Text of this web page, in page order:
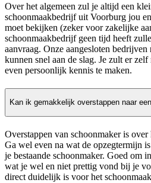
Over het algemeen zul je altijd een
schoonmaakbedrijf uit Voorburg jou
moet bekijken (zeker voor zakelijke
schoonmaakbedrijf geen tijd heeft
aanvraag. Onze aangesloten bedrijven
kunnen snel aan de slag. Je zult er
even persoonlijk kennis te maken.
Kan ik gemakkelijk overstappen naar
Overstappen van schoonmaker is over
Ga wel even na wat de opzegtermijn
je bestaande schoonmaker. Goed om
wat je wel en niet prettig vond bij je
direct duidelijk is voor het